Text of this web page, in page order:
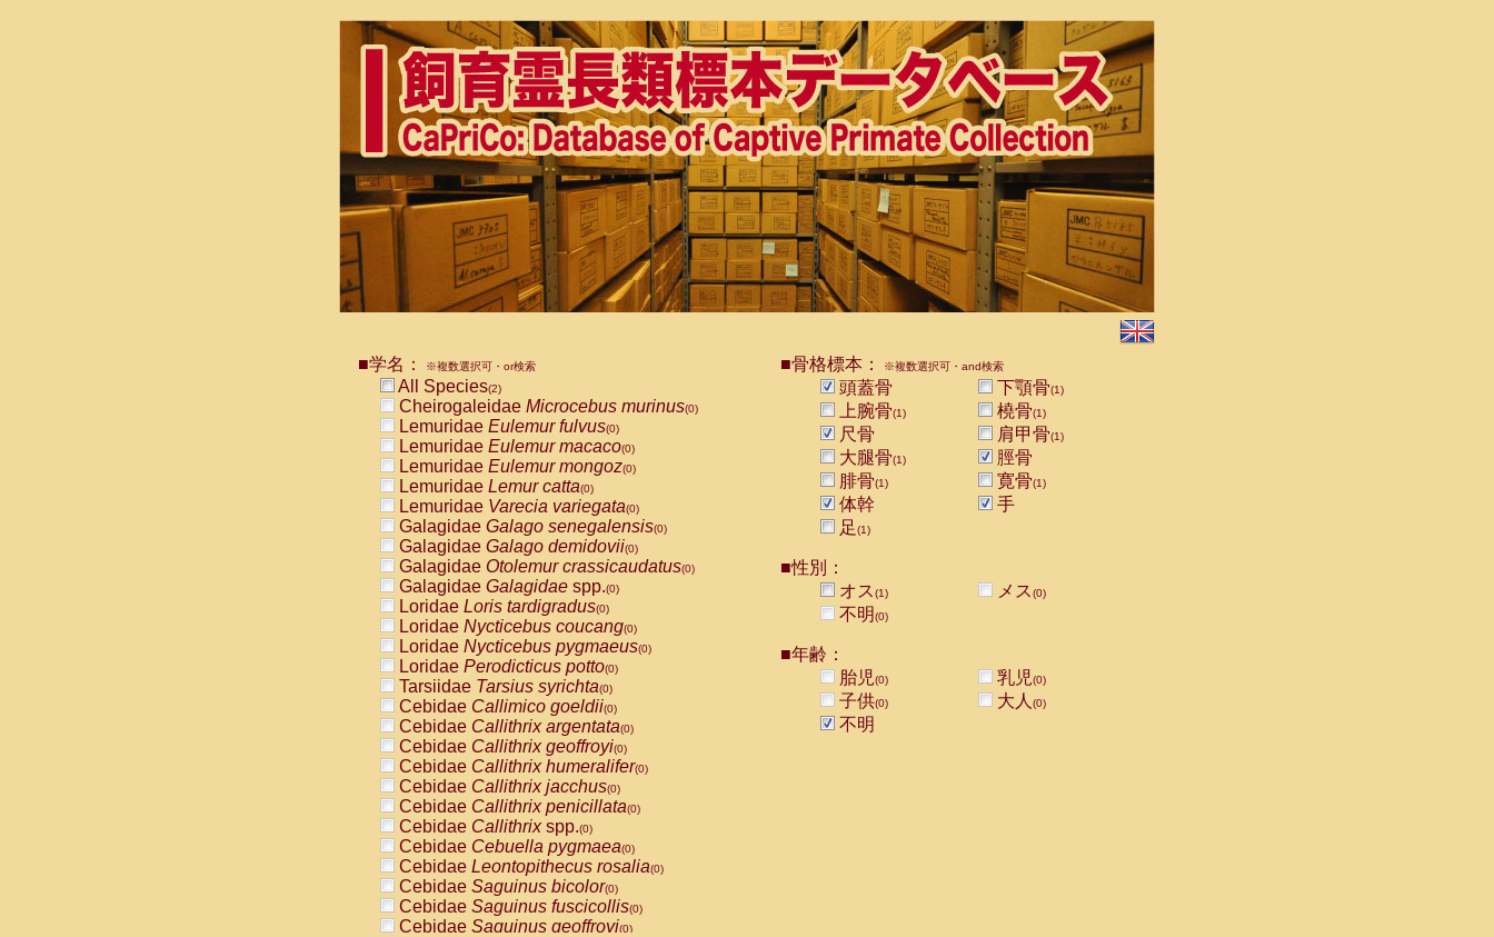
■学名： ※複数選択可・or検索
All Species(2)
Cheirogaleidae Microcebus murinus(0)
Lemuridae Eulemur fulvus(0)
Lemuridae Eulemur macaco(0)
Lemuridae Eulemur mongoz(0)
Lemuridae Lemur catta(0)
Lemuridae Varecia variegata(0)
Galagidae Galago senegalensis(0)
Galagidae Galago demidovii(0)
Galagidae Otolemur crassicaudatus(0)
Galagidae Galagidae spp.(0)
Loridae Loris tardigradus(0)
Loridae Nycticebus coucang(0)
Loridae Nycticebus pygmaeus(0)
Loridae Perodicticus potto(0)
Tarsiidae Tarsius syrichta(0)
Cebidae Callimico goeldii(0)
Cebidae Callithrix argentata(0)
Cebidae Callithrix geoffroyi(0)
Cebidae Callithrix humeralifer(0)
Cebidae Callithrix jacchus(0)
Cebidae Callithrix penicillata(0)
Cebidae Callithrixspp.(0)
Cebidae Cebuella pygmaea(0)
Cebidae Leontopithecus rosalia(0)
Cebidae Saguinus bicolor(0)
Cebidae Saguinus fuscicollis(0)
Cebidae Saguinus geoffroyi(0)
■骨格標本： ※複数選択可・and検索
頭蓋骨 下顎骨(1)
上腕骨(1) 橈骨(1)
尺骨 肩甲骨(1)
大腿骨(1)
脛骨
腓骨(1) 寛骨(1)
体幹
手
足(1)
■性別：
オス(1) メス(0)
不明(0)
■年齢：
胎児(0) 乳児(0)
子供(0) 大人 (0)
不明